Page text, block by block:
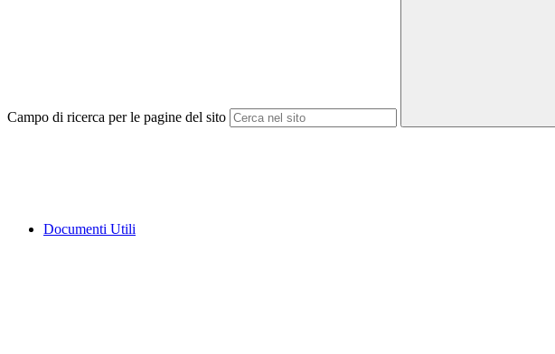
Campo di ricerca per le pagine del sito
Documenti Utili